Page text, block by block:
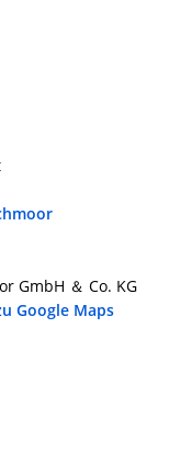
GmbH ＆ Co. KG
Google Maps